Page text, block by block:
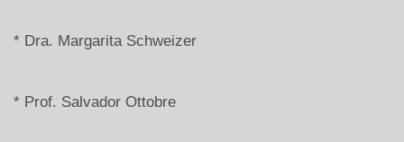
* Dra. Margarita Schweizer
* Prof. Salvador Ottobre